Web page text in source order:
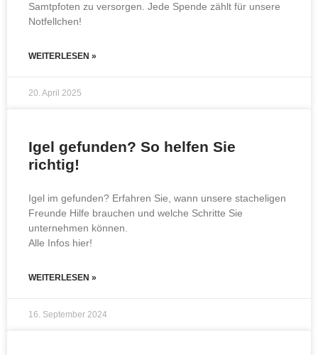
Samtpfoten zu versorgen. Jede Spende zählt für unsere
Notfellchen!
WEITERLESEN »
20. April 2025
Igel gefunden? So helfen Sie
richtig!
Igel im gefunden? Erfahren Sie, wann unsere stacheligen
Freunde Hilfe brauchen und welche Schritte Sie
unternehmen können.
Alle Infos hier!
WEITERLESEN »
16. September 2024